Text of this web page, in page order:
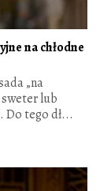
na chłodne
„na
lub
tego dł...